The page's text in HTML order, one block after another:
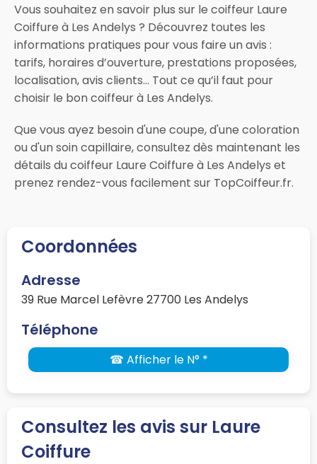
Vous souhaitez en savoir plus sur le coiffeur Laure
Coiffure à Les Andelys ? Découvrez toutes les
informations pratiques pour vous faire un avis :
tarifs, horaires d’ouverture, prestations proposées,
localisation, avis clients… Tout ce qu’il faut pour
choisir le bon coiffeur à Les Andelys.
Que vous ayez besoin d'une coupe, d'une coloration
ou d'un soin capillaire, consultez dès maintenant les
détails du coiffeur Laure Coiffure à Les Andelys et
prenez rendez-vous facilement sur TopCoiffeur.fr.
Coordonnées
Adresse
39 Rue Marcel Lefèvre 27700 Les Andelys
Téléphone
☎ Afficher le N° *
Consultez les avis sur Laure
Coiffure